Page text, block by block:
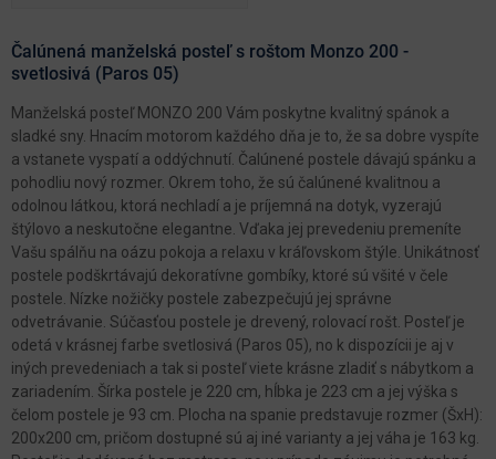
Čalúnená manželská posteľ s roštom Monzo 200 -
svetlosivá (Paros 05)
Manželská posteľ MONZO 200 Vám poskytne kvalitný spánok a
sladké sny. Hnacím motorom každého dňa je to, že sa dobre vyspíte
a vstanete vyspatí a oddýchnutí. Čalúnené postele dávajú spánku a
pohodliu nový rozmer. Okrem toho, že sú čalúnené kvalitnou a
odolnou látkou, ktorá nechladí a je príjemná na dotyk, vyzerajú
štýlovo a neskutočne elegantne. Vďaka jej prevedeniu premeníte
Vašu spálňu na oázu pokoja a relaxu v kráľovskom štýle. Unikátnosť
postele podškrtávajú dekoratívne gombíky, ktoré sú všité v čele
postele. Nízke nožičky postele zabezpečujú jej správne
odvetrávanie. Súčasťou postele je drevený, rolovací rošt. Posteľ je
odetá v krásnej farbe svetlosivá (Paros 05), no k dispozícii je aj v
iných prevedeniach a tak si posteľ viete krásne zladiť s nábytkom a
zariadením. Šírka postele je 220 cm, hĺbka je 223 cm a jej výška s
čelom postele je 93 cm. Plocha na spanie predstavuje rozmer (ŠxH):
200x200 cm, pričom dostupné sú aj iné varianty a jej váha je 163 kg.